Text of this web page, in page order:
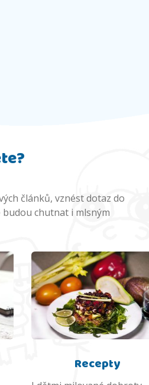
článků, vznést dotaz do
chutnat i mlsným
Recepty